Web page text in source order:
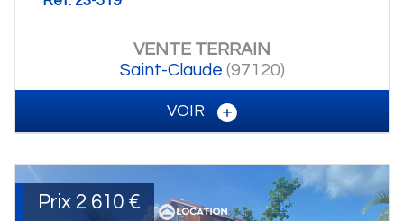
VENTE TERRAIN
Saint-Claude (97120)
VOIR
Prix 2 610 €